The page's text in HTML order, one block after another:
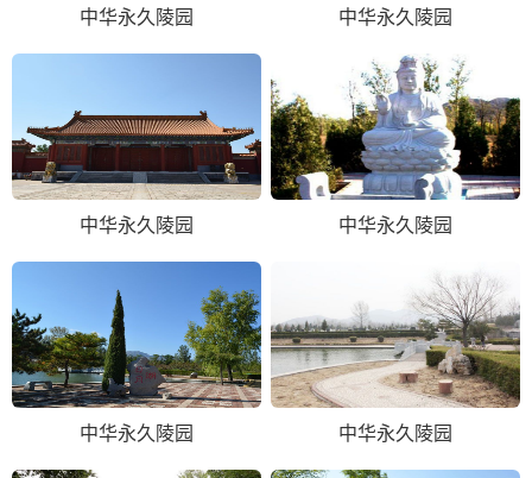
中华永久陵园 中华永久陵园
中华永久陵园 中华永久陵园
中华永久陵园 中华永久陵园